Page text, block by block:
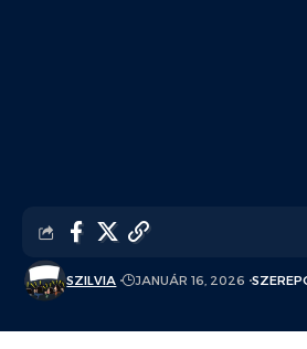
SZILVIA JANUÁR 16, 2026